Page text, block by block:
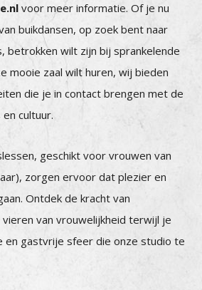
voor meer informatie. Of je nu
buikdansen, op zoek bent naar
betrokken wilt zijn bij sprankelende
mooie zaal wilt huren, wij bieden
die je in contact brengen met de
cultuur.
geschikt voor vrouwen van
zorgen ervoor dat plezier en
Ontdek de kracht van
van vrouwelijkheid terwijl je
en gastvrije sfeer die onze studio te